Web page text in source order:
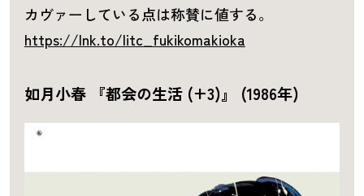
カヴァーしている点は称賛に値する。
https://lnk.to/litc_fukikomakioka
如月小春 『都会の生活 (+3)』 (1986年)